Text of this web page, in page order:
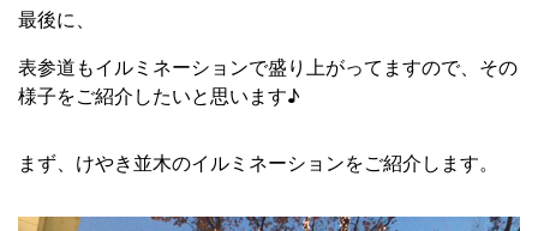
最後に、
表参道もイルミネーションで盛り上がってますので、その
様子をご紹介したいと思います♪
まず、けやき並木のイルミネーションをご紹介します。